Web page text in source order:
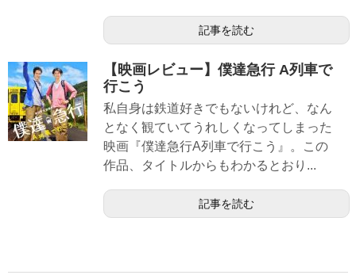
記事を読む
【映画レビュー】僕達急行 A列車で
行こう
私自身は鉄道好きでもないけれど、なん
となく観ていてうれしくなってしまった
映画『僕達急行A列車で行こう』。この
作品、タイトルからもわかるとおり...
記事を読む